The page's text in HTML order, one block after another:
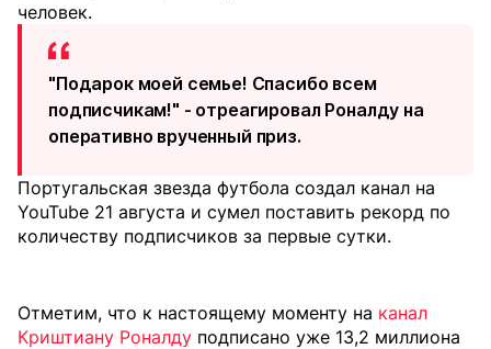
человек.
"Подарок моей семье! Спасибо всем
подписчикам!" - отреагировал Роналду на
оперативно врученный приз.
Португальская звезда футбола создал канал на
YouTube 21 августа и сумел поставить рекорд по
количеству подписчиков за первые сутки.
Отметим, что к настоящему моменту на канал
Криштиану Роналду подписано уже 13,2 миллиона